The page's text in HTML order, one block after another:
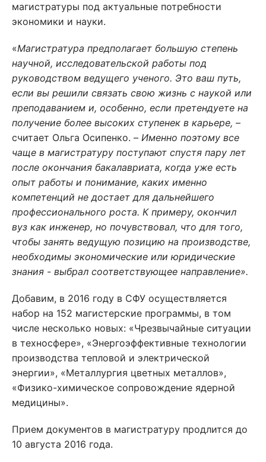
магистратуры под актуальные потребности
экономики и науки.
«Магистратура предполагает большую степень
научной, исследовательской работы под
руководством ведущего ученого. Это ваш путь,
если вы решили связать свою жизнь с наукой или
преподаванием и, особенно, если претендуете на
получение более высоких ступенек в карьере, –
считает Ольга Осипенко. – Именно поэтому все
чаще в магистратуру поступают спустя пару лет
после окончания бакалавриата, когда уже есть
опыт работы и понимание, каких именно
компетенций не достает для дальнейшего
профессионального роста. К примеру, окончил
вуз как инженер, но почувствовал, что для того,
чтобы занять ведущую позицию на производстве,
необходимы экономические или юридические
знания - выбрал соответствующее направление».
Добавим, в 2016 году в СФУ осуществляется
набор на 152 магистерские программы, в том
числе несколько новых: «Чрезвычайные ситуации
в техносфере», «Энергоэффективные технологии
производства тепловой и электрической
энергии», «Металлургия цветных металлов»,
«Физико-химическое сопровождение ядерной
медицины».
Прием документов в магистратуру продлится до
10 августа 2016 года.